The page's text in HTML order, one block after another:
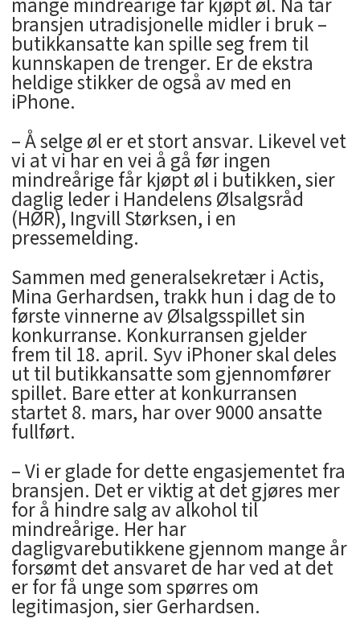
mange mindreårige får kjøpt øl. Nå tar
bransjen utradisjonelle midler i bruk –
butikkansatte kan spille seg frem til
kunnskapen de trenger. Er de ekstra
heldige stikker de også av med en
iPhone.
– Å selge øl er et stort ansvar. Likevel vet
vi at vi har en vei å gå før ingen
mindreårige får kjøpt øl i butikken, sier
daglig leder i Handelens Ølsalgsråd
(HØR), Ingvill Størksen, i en
pressemelding.
Sammen med generalsekretær i Actis,
Mina Gerhardsen, trakk hun i dag de to
første vinnerne av Ølsalgsspillet sin
konkurranse. Konkurransen gjelder
frem til 18. april. Syv iPhoner skal deles
ut til butikkansatte som gjennomfører
spillet. Bare etter at konkurransen
startet 8. mars, har over 9000 ansatte
fullført.
– Vi er glade for dette engasjementet fra
bransjen. Det er viktig at det gjøres mer
for å hindre salg av alkohol til
mindreårige. Her har
dagligvarebutikkene gjennom mange år
forsømt det ansvaret de har ved at det
er for få unge som spørres om
legitimasjon, sier Gerhardsen.